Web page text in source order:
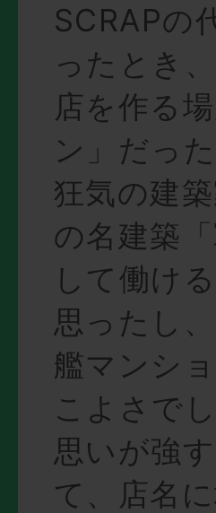
SCRAPの
ったとき
店を作る
ン」だっ
狂気の建
の名建築
して働け
思ったし
艦マンシ
こよさで
思いが強
て、店名